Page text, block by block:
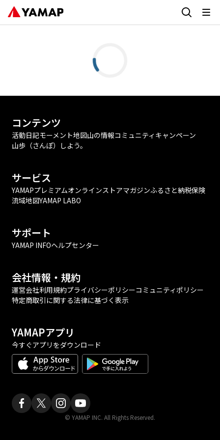
コンテンツ
活動日記モーメント地図山の情報コミュニティ キャンペーン
山歩（さんぽ）しよう。
サービス
YAMAPプレミアムオンラインストアマガジンふるさと納税保険
流域地図YAMAP LABO
サポート
YAMAP INFOヘルプセンター
会社情報・規約
運営会社利用規約プライバシーポリシーコミュニティポリシー
特定商取引に関する法律に基づく表示
YAMAPアプリ
今すぐアプリをダウンロード
© YAMAP INC. All Rights Reserved.